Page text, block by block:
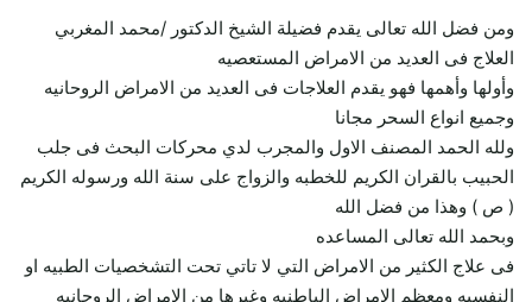
ومن فضل الله تعالى يقدم فضيلة الشيخ الدكتور /محمد المغربي
العلاج فى العديد من الامراض المستعصيه
وأولها وأهمها فهو يقدم العلاجات فى العديد من الامراض الروحانيه
وجميع انواع السحر مجانا
ولله الحمد المصنف الاول والمجرب لدي محركات البحث فى جلب
الحبيب بالقران الكريم للخطبه والزواج على سنة الله ورسوله الكريم
( ص ) وهذا من فضل الله
وبحمد الله تعالى المساعده
فى علاج الكثير من الامراض التي لا تاتي تحت التشخصيات الطبيه او
النفسيه ومعظم الامراض الباطنيه وغيرها من الامراض الروحانيه